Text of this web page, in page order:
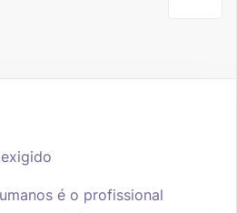
é o profissional